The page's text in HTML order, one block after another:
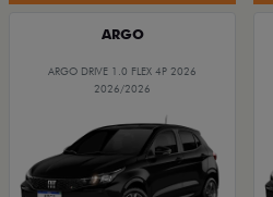
ARGO
ARGO DRIVE 1.0 FLEX 4P 2026
2026/2026